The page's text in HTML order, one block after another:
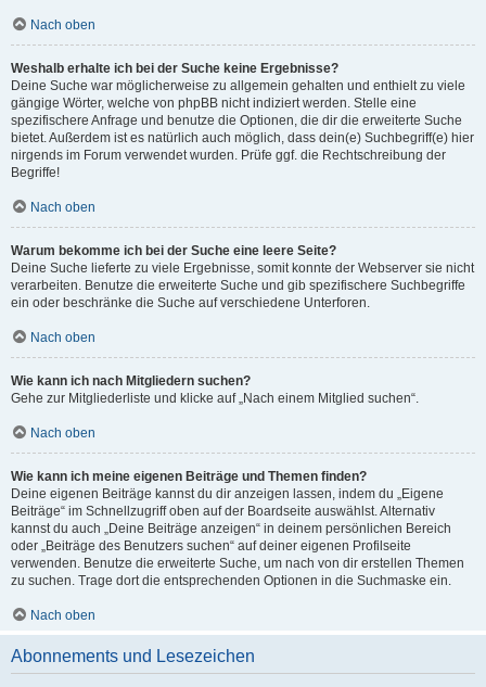
Nach oben
Weshalb erhalte ich bei der Suche keine Ergebnisse?
Deine Suche war möglicherweise zu allgemein gehalten und enthielt zu viele
gängige Wörter, welche von phpBB nicht indiziert werden. Stelle eine
spezifischere Anfrage und benutze die Optionen, die dir die erweiterte Suche
bietet. Außerdem ist es natürlich auch möglich, dass dein(e) Suchbegriff(e) hier
nirgends im Forum verwendet wurden. Prüfe ggf. die Rechtschreibung der
Begriffe!
Nach oben
Warum bekomme ich bei der Suche eine leere Seite?
Deine Suche lieferte zu viele Ergebnisse, somit konnte der Webserver sie nicht
verarbeiten. Benutze die erweiterte Suche und gib spezifischere Suchbegriffe
ein oder beschränke die Suche auf verschiedene Unterforen.
Nach oben
Wie kann ich nach Mitgliedern suchen?
Gehe zur Mitgliederliste und klicke auf „Nach einem Mitglied suchen“.
Nach oben
Wie kann ich meine eigenen Beiträge und Themen finden?
Deine eigenen Beiträge kannst du dir anzeigen lassen, indem du „Eigene
Beiträge“ im Schnellzugriff oben auf der Boardseite auswählst. Alternativ
kannst du auch „Deine Beiträge anzeigen“ in deinem persönlichen Bereich
oder „Beiträge des Benutzers suchen“ auf deiner eigenen Profilseite
verwenden. Benutze die erweiterte Suche, um nach von dir erstellen Themen
zu suchen. Trage dort die entsprechenden Optionen in die Suchmaske ein.
Nach oben
Abonnements und Lesezeichen